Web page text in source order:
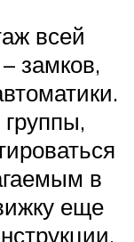
всей
замков,
в
еще